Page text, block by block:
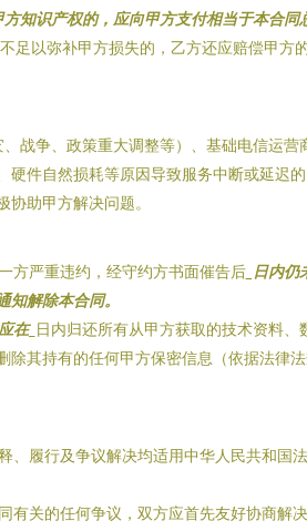
知识产权的，应向甲方支付相当于本合同
足以弥补甲方损失的，乙方还应赔偿甲方
战争、政策重大调整等）、基础电信运营
硬件自然损耗等原因导致服务中断或延迟
助甲方解决问题。
方严重违约，经守约方书面催告后 _日内仍
解除本合同。
在_日内归还所有从甲方获取的技术资料、
除其持有的任何甲方保密信息（依据法律
、履行及争议解决均适用中华人民共和国法
有关的任何争议，双方应首先友好协商解